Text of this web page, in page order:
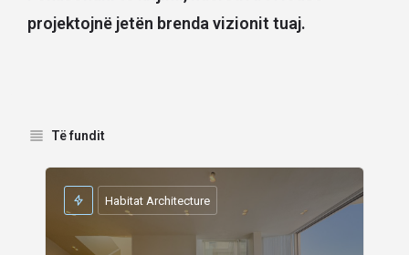
projektojnë jetën brenda vizionit tuaj.
Të fundit
Habitat Architecture